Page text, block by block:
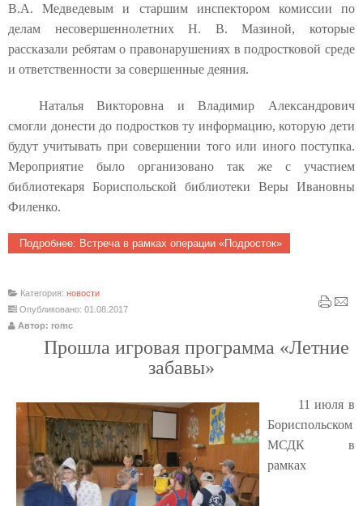
В.А. Медведевым и старшим инспектором комиссии по
делам несовершеннолетних Н. В. Мазиной, которые
рассказали ребятам о правонарушениях в подростковой среде
и ответственности за совершенные деяния.
Наталья Викторовна и Владимир Александрович
смогли донести до подростков ту информацию, которую дети
будут учитывать при совершении того или иного поступка.
Мероприятие было организовано так же с участием
библиотекаря Бориспольской библиотеки Веры Ивановны
Филенко.
Подробнее: Встреча в рамках операции «Подросток»
Категория: новости
Опубликовано: 01.08.2017
Автор: romc
Прошла игровая программа «Летние
забавы»
11 июля в
Бориспольском
МСДК в
рамках